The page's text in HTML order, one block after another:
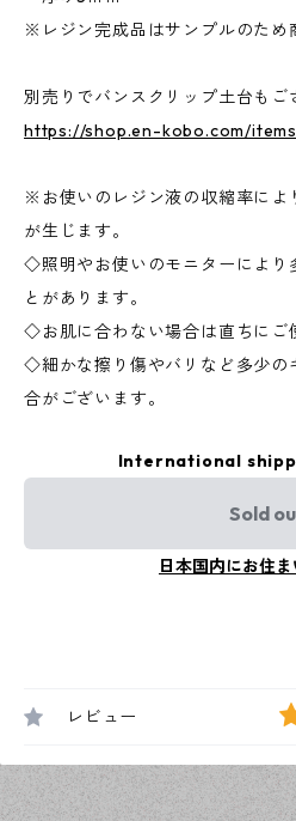
※レジン完成品はサンプルのため
別売りでバンスクリップ土台もご
https://shop.en-kobo.com/
※お使いのレジン液の収縮率によ
が生じます。
◇照明やお使いのモニターにより
とがあります。
◇お肌に合わない場合は直ちにご
◇細かな擦り傷やバリなど多少の
合がございます。
International
Sold
日本国内にお住
レビュー